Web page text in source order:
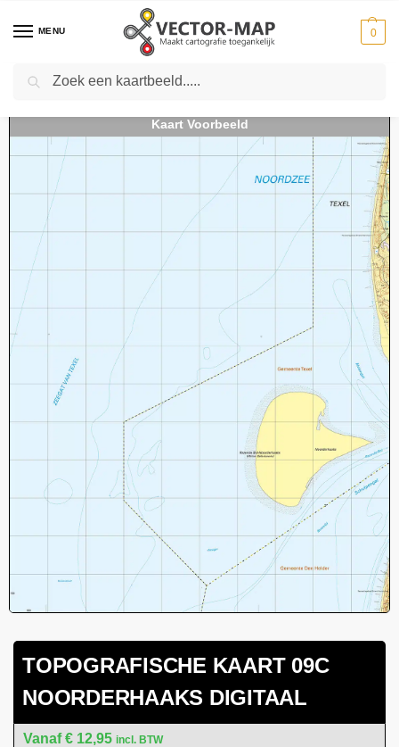
MENU 0
Home Kaarten - Topografische kaarten
TOPOGRAFISCHE KAART 09C
NOORDERHAAKS DIGITAAL
€ 12,95 incl. BTW